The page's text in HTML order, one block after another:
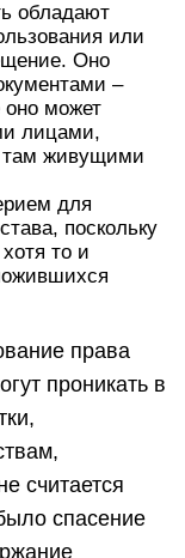
обладают
или
Оно
–
оно может
лицами,
там живущими
для
поскольку
то и
права
проникать в
считается
спасение